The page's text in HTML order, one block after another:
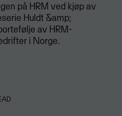
på HRM ved kjøp av
Huldt &amp;
av HRM-
i Norge.